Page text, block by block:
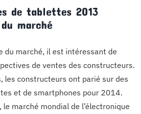
de tablettes 2013
marché
du marché, il est intéressant de
de ventes des constructeurs.
les constructeurs ont parié sur des
et de smartphones pour 2014.
marché mondial de l’électronique